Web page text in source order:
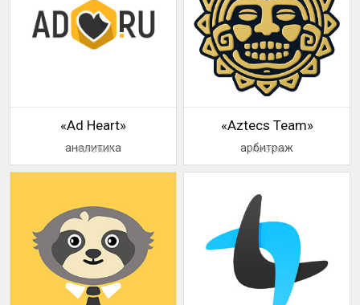
«Ad Heart»
аналитика
логотип
«Aztecs Team»
арбитраж
логотип